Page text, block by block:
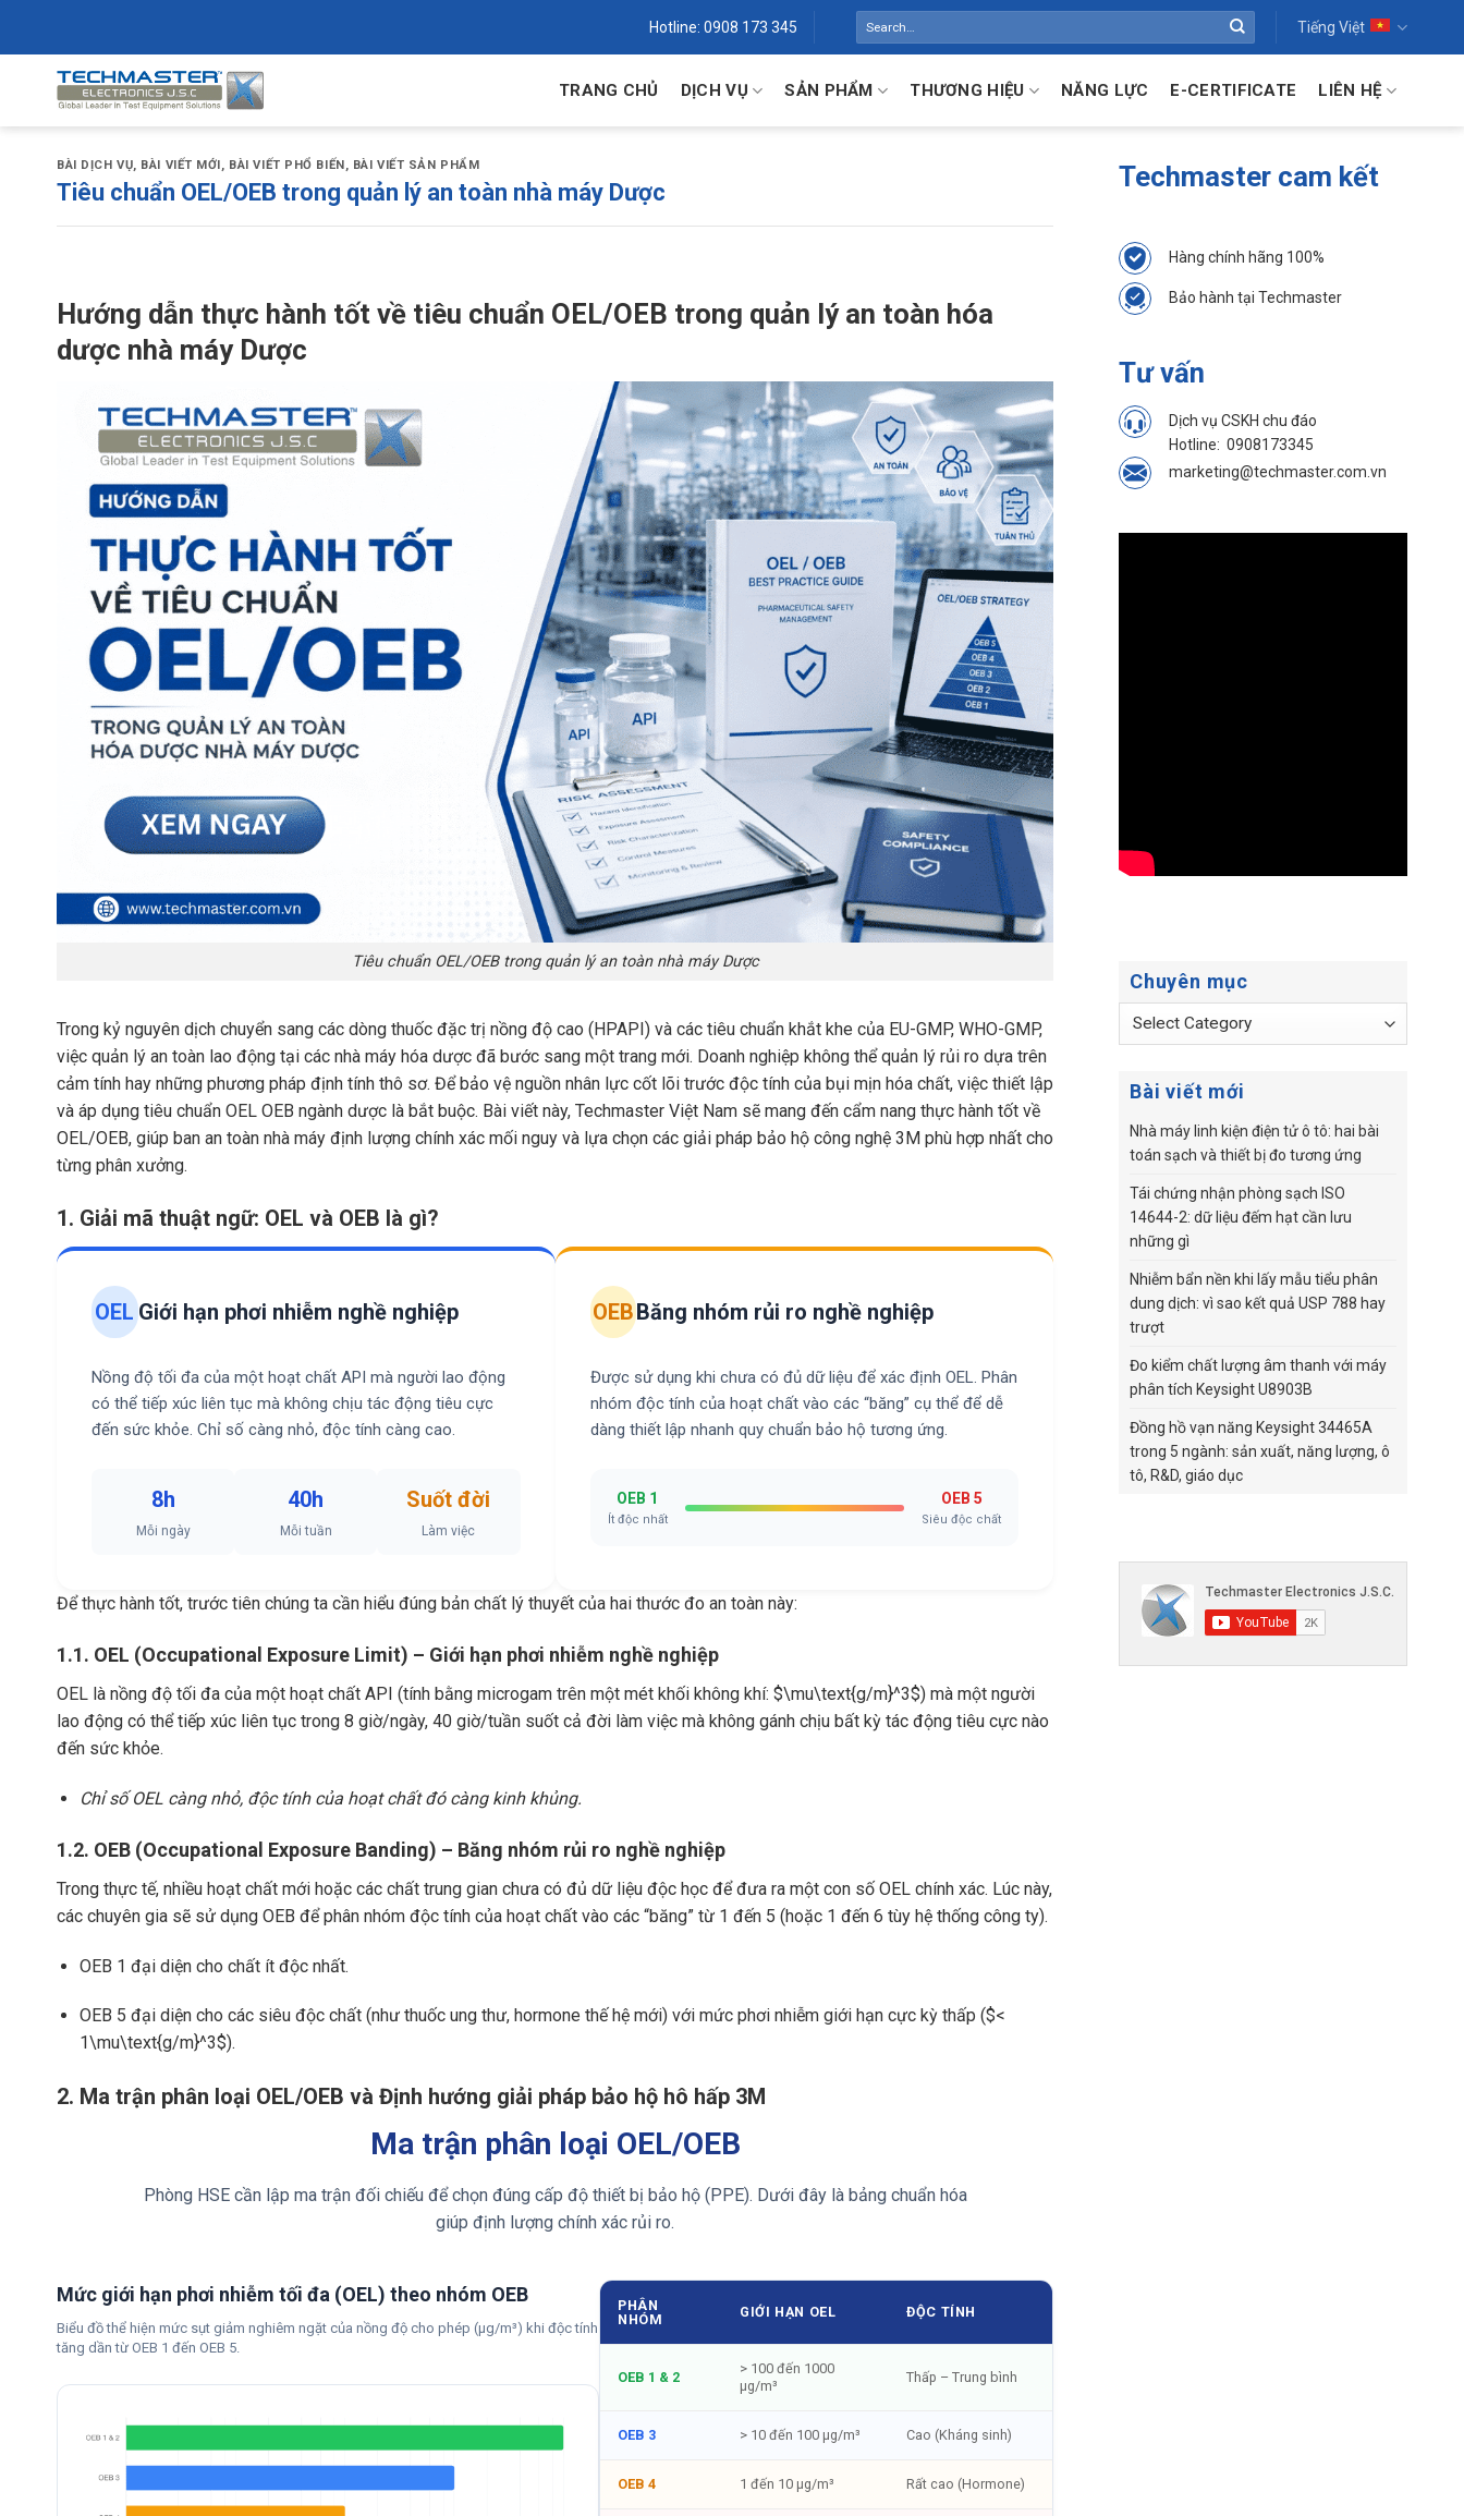
Hotline: 0908 173 345 Tiếng Việt
TRANG CHỦ DỊCH VỤ SẢN PHẨM THƯƠNG HIỆU NĂNG LỰC E-CERTIFICATE LIÊN HỆ
BÀI DỊCH VỤ, BÀI VIẾT MỚI, BÀI VIẾT PHỔ BIẾN, BÀI VIẾT SẢN PHẨM
Tiêu chuẩn OEL/OEB trong quản lý an toàn nhà máy Dược
Hướng dẫn thực hành tốt về tiêu chuẩn OEL/OEB trong quản lý an toàn hóa
dược nhà máy Dược
Tiêu chuẩn OEL/OEB trong quản lý an toàn nhà máy Dược
Trong kỷ nguyên dịch chuyển sang các dòng thuốc đặc trị nồng độ cao (HPAPI) và các tiêu chuẩn khắt khe của EU-GMP, WHO-GMP,
việc quản lý an toàn lao động tại các nhà máy hóa dược đã bước sang một trang mới. Doanh nghiệp không thể quản lý rủi ro dựa trên
cảm tính hay những phương pháp định tính thô sơ. Để bảo vệ nguồn nhân lực cốt lõi trước độc tính của bụi mịn hóa chất, việc thiết lập
và áp dụng tiêu chuẩn OEL OEB ngành dược là bắt buộc. Bài viết này, Techmaster Việt Nam sẽ mang đến cẩm nang thực hành tốt về
OEL/OEB, giúp ban an toàn nhà máy định lượng chính xác mối nguy và lựa chọn các giải pháp bảo hộ công nghệ 3M phù hợp nhất cho
từng phân xưởng.
1. Giải mã thuật ngữ: OEL và OEB là gì?
OELGiới hạn phơi nhiễm nghề nghiệp
Nồng độ tối đa của một hoạt chất API mà người lao động
có thể tiếp xúc liên tục mà không chịu tác động tiêu cực
đến sức khỏe. Chỉ số càng nhỏ, độc tính càng cao.
8h
Mỗi ngày
40h
Mỗi tuần
Suốt đời
Làm việc
OEBBăng nhóm rủi ro nghề nghiệp
Được sử dụng khi chưa có đủ dữ liệu để xác định OEL. Phân
nhóm độc tính của hoạt chất vào các “băng” cụ thể để dễ
dàng thiết lập nhanh quy chuẩn bảo hộ tương ứng.
OEB 1
Ít độc nhất
OEB 5
Siêu độc chất
Để thực hành tốt, trước tiên chúng ta cần hiểu đúng bản chất lý thuyết của hai thước đo an toàn này:
1.1. OEL (Occupational Exposure Limit) – Giới hạn phơi nhiễm nghề nghiệp
OEL là nồng độ tối đa của một hoạt chất API (tính bằng microgam trên một mét khối không khí: $\mu\text{g/m}^3$) mà một người
lao động có thể tiếp xúc liên tục trong 8 giờ/ngày, 40 giờ/tuần suốt cả đời làm việc mà không gánh chịu bất kỳ tác động tiêu cực nào
đến sức khỏe.
Chỉ số OEL càng nhỏ, độc tính của hoạt chất đó càng kinh khủng.
1.2. OEB (Occupational Exposure Banding) – Băng nhóm rủi ro nghề nghiệp
Trong thực tế, nhiều hoạt chất mới hoặc các chất trung gian chưa có đủ dữ liệu độc học để đưa ra một con số OEL chính xác. Lúc này,
các chuyên gia sẽ sử dụng OEB để phân nhóm độc tính của hoạt chất vào các “băng” từ 1 đến 5 (hoặc 1 đến 6 tùy hệ thống công ty).
OEB 1 đại diện cho chất ít độc nhất.
OEB 5 đại diện cho các siêu độc chất (như thuốc ung thư, hormone thế hệ mới) với mức phơi nhiễm giới hạn cực kỳ thấp ($<
1\mu\text{g/m}^3$).
2. Ma trận phân loại OEL/OEB và Định hướng giải pháp bảo hộ hô hấp 3M
Ma trận phân loại OEL/OEB
Phòng HSE cần lập ma trận đối chiếu để chọn đúng cấp độ thiết bị bảo hộ (PPE). Dưới đây là bảng chuẩn hóa
giúp định lượng chính xác rủi ro.
Mức giới hạn phơi nhiễm tối đa (OEL) theo nhóm OEB
Biểu đồ thể hiện mức sụt giảm nghiêm ngặt của nồng độ cho phép (μg/m³) khi độc tính
tăng dần từ OEB 1 đến OEB 5.
PHÂN
NHÓM
GIỚI HẠN OEL ĐỘC TÍNH
OEB 1 & 2
> 100 đến 1000
μg/m³
Thấp – Trung bình
OEB 3 > 10 đến 100 μg/m³ Cao (Kháng sinh)
OEB 4 1 đến 10 μg/m³ Rất cao (Hormone)
Techmaster cam kết
Hàng chính hãng 100%
Bảo hành tại Techmaster
Tư vấn
Dịch vụ CSKH chu đáo
Hotline: 0908173345
marketing@techmaster.com.vn
Chuyên mục
Chuyên
Bài viết mới
Nhà máy linh kiện điện tử ô tô: hai bài
toán sạch và thiết bị đo tương ứng
Tái chứng nhận phòng sạch ISO
14644-2: dữ liệu đếm hạt cần lưu
những gì
Nhiễm bẩn nền khi lấy mẫu tiểu phân
dung dịch: vì sao kết quả USP 788 hay
trượt
Đo kiểm chất lượng âm thanh với máy
phân tích Keysight U8903B
Đồng hồ vạn năng Keysight 34465A
trong 5 ngành: sản xuất, năng lượng, ô
tô, R&D, giáo dục